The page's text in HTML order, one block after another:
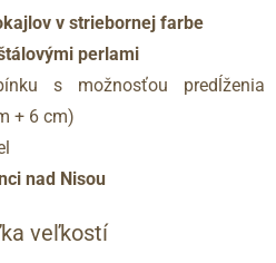
v striebornej farbe
perlami
s možnosťou predĺženia
+ 6 cm)
nad Nisou
veľkostí